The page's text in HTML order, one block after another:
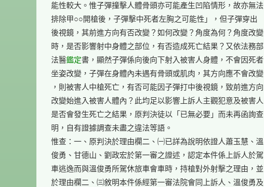
能性較大。惟子彈撞擊人體骨頭亦可能產生凹陷情形，故亦無法
排除甲○○開槍後，子彈擊中死者左胸之可能性」，但子彈穿出
後視鏡，其前進方向有否改變？如何改變？角度為何？角度改變
時，是否影響射中身體之部位，有否造成死亡結果？又依法務部
法醫鑑定書，顯然子彈係向後向下射入被害人身體，不會因死者
坐姿改變，子彈在身體內未遇有骨頭或肌肉，其方向應不會改變
，則被害人中槍死亡，有否可能因子彈打中後視鏡，致前進方向
改變始進入被害人體內？此均足以影響上訴人主觀犯意及被害人
是否會發生死亡之結果，原判決徒以「已無必要」而未再函詢查
明，自有證據調查未盡之違法等語。
惟查：一、原判決於理由欄二、㈠已詳為說明依證人蕭玉慧、溫
俊勇、甘德山、劉政宏於第一審之證述，認定本件係上訴人於駕
車逃逸而與溫俊勇所駕休旅車會車時，持槍對外射擊之理由，並
於理由欄二、㈢敘明本件係經第一審法院會同上訴人、溫俊勇及